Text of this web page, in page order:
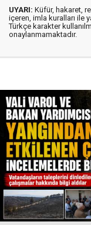
UYARI: Küfür, hakaret,
içeren, imla kuralları ile
Türkçe karakter
onaylanmamaktadır.